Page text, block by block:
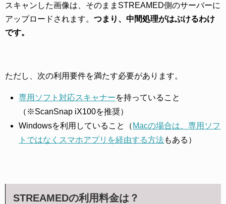
スキャンした画像は、そのままSTREAMED側のサーバーに
アップロードされます。 つまり、中間処理がはぶけるわけ
です。
ただし、次の利用要件を満たす必要があります。
専用ソフト対応スキャナーを持っていること
（※ScanSnap iX100を推奨）
Windowsを利用していること（ Macの場合は、専用ソフ
トではなくスマホアプリを経由する方法もある）
STREAMEDの利用料金は？